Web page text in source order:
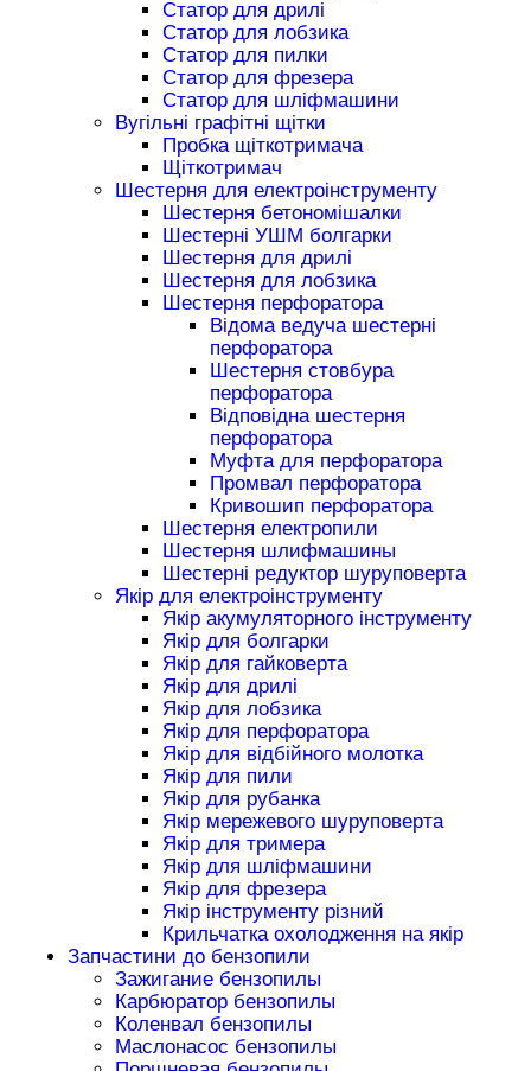
Статор для дрилі
Статор для лобзика
Статор для пилки
Статор для фрезера
Статор для шліфмашини
Вугільні графітні щітки
Пробка щіткотримача
Щіткотримач
Шестерня для електроінструменту
Шестерня бетономішалки
Шестерні УШМ болгарки
Шестерня для дрилі
Шестерня для лобзика
Шестерня перфоратора
Відома ведуча шестерні
перфоратора
Шестерня стовбура
перфоратора
Відповідна шестерня
перфоратора
Муфта для перфоратора
Промвал перфоратора
Кривошип перфоратора
Шестерня електропили
Шестерня шлифмашины
Шестерні редуктор шуруповерта
Якір для електроінструменту
Якір акумуляторного інструменту
Якір для болгарки
Якір для гайковерта
Якір для дрилі
Якір для лобзика
Якір для перфоратора
Якір для відбійного молотка
Якір для пили
Якір для рубанка
Якір мережевого шуруповерта
Якір для тримера
Якір для шліфмашини
Якір для фрезера
Якір інструменту різний
Крильчатка охолодження на якір
Запчастини до бензопили
Зажигание бензопилы
Карбюратор бензопилы
Коленвал бензопилы
Маслонасос бензопилы